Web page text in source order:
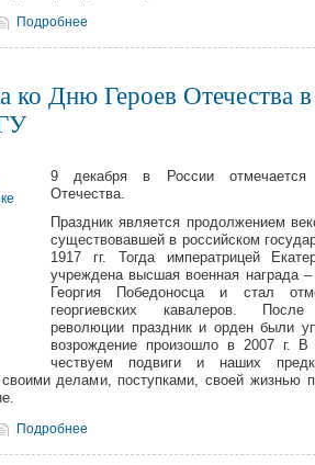
Подробнее
ко Дню Героев Отечества в
9 декабря в России отмечается
Отечества.
Праздник является продолжением
существовавшей в российском
1917 гг. Тогда императрицей
учреждена высшая военная награда –
Георгия Победоносца и стал
георгиевских кавалеров. После
революции праздник и орден были
возрождение произошло в 2007 г.
чествуем подвиги и наших
делами, поступками, своей жизнью
Подробнее